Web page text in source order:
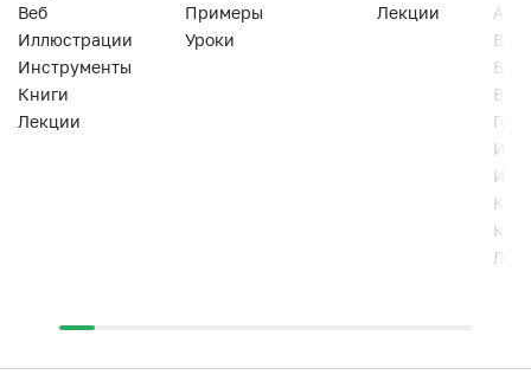
Веб
Иллюстрации
Инструменты
Книги
Лекции
Примеры
Уроки
Лекции
Веб